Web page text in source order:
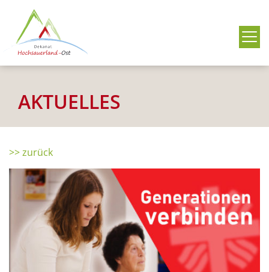
AKTUELLES
>> zurück